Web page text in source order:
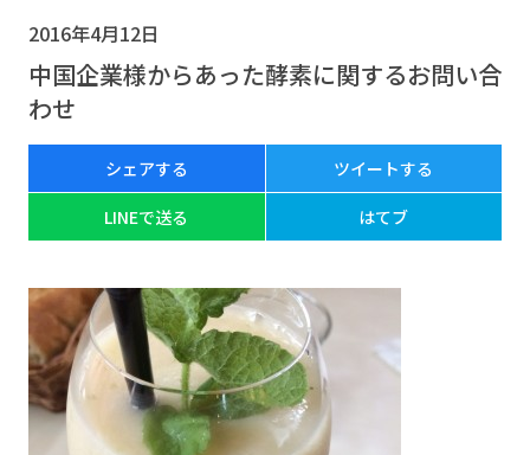
2016年4月12日
中国企業様からあった酵素に関するお問い合
わせ
シェアする ツイートする
LINEで送る はてブ